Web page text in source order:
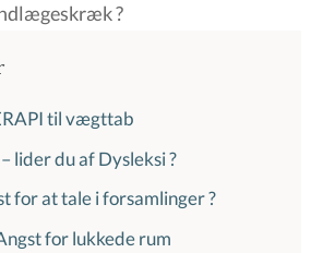
?
til vægttab
lider du af Dysleksi ?
for at tale i forsamlinger ?
for lukkede rum